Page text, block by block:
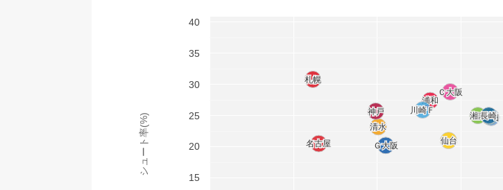
札幌
札幌
仙台
仙台
浦和
浦和
柏
柏
川崎Ｆ
川崎Ｆ
湘南
湘南
清水
清水
磐田
磐田
名古屋
名古屋 Ｇ大阪
Ｇ大阪
Ｃ大阪
Ｃ大阪
神戸
神戸 長崎
長崎
15
20
25
30
35
40
シュート率(%)